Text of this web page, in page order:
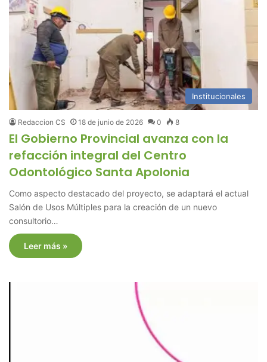
Institucionales
Redaccion CS 18 de junio de 2026 0 8
El Gobierno Provincial avanza con la
refacción integral del Centro
Odontológico Santa Apolonia
Como aspecto destacado del proyecto, se adaptará el actual
Salón de Usos Múltiples para la creación de un nuevo
consultorio…
Leer más »